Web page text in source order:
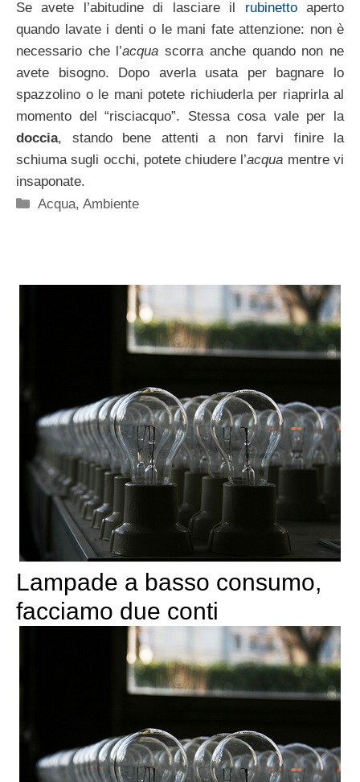
Se avete l’abitudine di lasciare il rubinettoaperto
quando lavate i denti o le mani fate attenzione: non è
necessario che l’acqua scorra anche quando non ne
avete bisogno. Dopo averla usata per bagnare lo
spazzolino o le mani potete richiuderla per riaprirla al
momento del “risciacquo”. Stessa cosa vale per la
doccia, stando bene attenti a non farvi finire la
schiuma sugli occhi, potete chiudere l’acqua mentre vi
insaponate.
Categorie
Acqua,Ambiente
Lampade a basso consumo,
facciamo due conti